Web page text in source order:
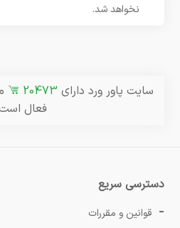
نخواهد شد.
سایت پاور ورد دارای 20473
فعال
دسترسی سریع
قوانین و مقررات